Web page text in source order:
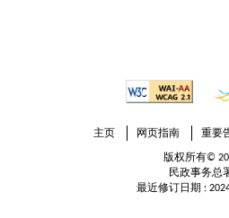
主页 网页指南 重要
版权所有©
民政事务总
最近修订日期 :